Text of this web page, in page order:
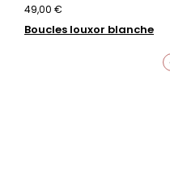
49,00 €
Boucles louxor blanche